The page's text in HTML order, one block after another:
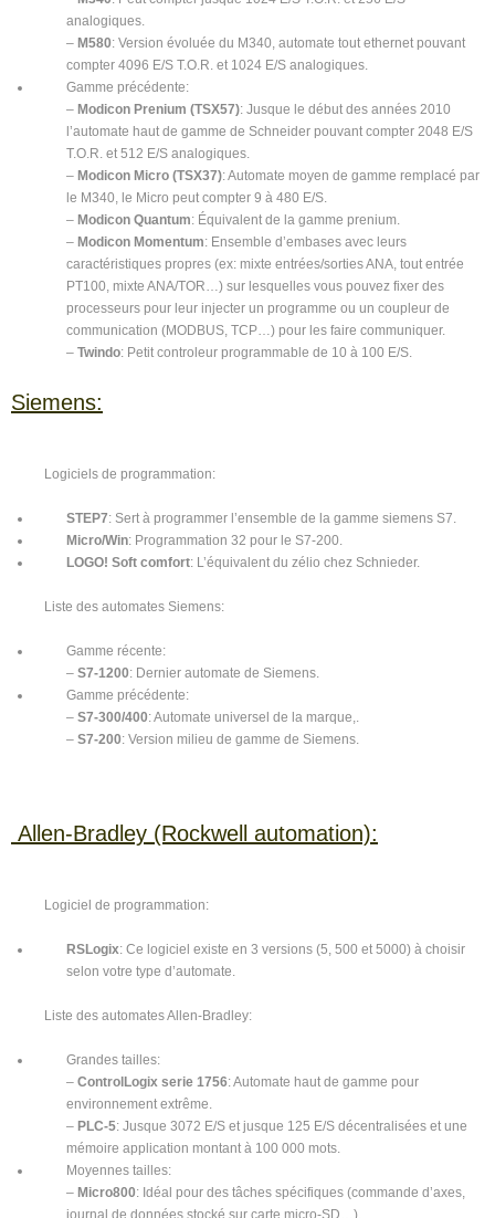
analogiques.
– M580: Version évoluée du M340, automate tout ethernet pouvant
compter 4096 E/S T.O.R. et 1024 E/S analogiques.
Gamme précédente:
– Modicon Prenium (TSX57): Jusque le début des années 2010
l’automate haut de gamme de Schneider pouvant compter 2048 E/S
T.O.R. et 512 E/S analogiques.
– Modicon Micro (TSX37): Automate moyen de gamme remplacé par
le M340, le Micro peut compter 9 à 480 E/S.
– Modicon Quantum: Équivalent de la gamme prenium.
– Modicon Momentum: Ensemble d’embases avec leurs
caractéristiques propres (ex: mixte entrées/sorties ANA, tout entrée
PT100, mixte ANA/TOR…) sur lesquelles vous pouvez fixer des
processeurs pour leur injecter un programme ou un coupleur de
communication (MODBUS, TCP…) pour les faire communiquer.
– Twindo: Petit controleur programmable de 10 à 100 E/S.
Siemens:
Logiciels de programmation:
STEP7: Sert à programmer l’ensemble de la gamme siemens S7.
Micro/Win: Programmation 32 pour le S7-200.
LOGO! Soft comfort: L’équivalent du zélio chez Schnieder.
Liste des automates Siemens:
Gamme récente:
– S7-1200: Dernier automate de Siemens.
Gamme précédente:
– S7-300/400: Automate universel de la marque,.
– S7-200: Version milieu de gamme de Siemens.
Allen-Bradley (Rockwell automation):
Logiciel de programmation:
RSLogix: Ce logiciel existe en 3 versions (5, 500 et 5000) à choisir
selon votre type d’automate.
Liste des automates Allen-Bradley:
Grandes tailles:
– ControlLogix serie 1756: Automate haut de gamme pour
environnement extrême.
– PLC-5: Jusque 3072 E/S et jusque 125 E/S décentralisées et une
mémoire application montant à 100 000 mots.
Moyennes tailles:
– Micro800: Idéal pour des tâches spécifiques (commande d’axes,
journal de données stocké sur carte micro-SD…).